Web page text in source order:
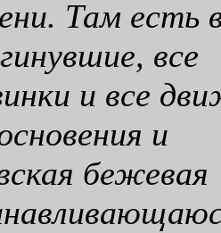
Там есть
все
и все
и